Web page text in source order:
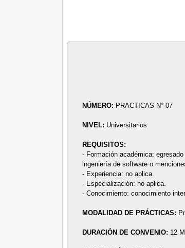
NÚMERO: PRACTICAS Nº 07
NIVEL: Universitarios
REQUISITOS:
- Formación académica:
ingeniería de software o
- Experiencia: no aplica.
- Especialización: no aplica.
- Conocimiento: conocimiento
MODALIDAD DE PRÁCTICAS:
DURACIÓN DE CONVENIO: 12